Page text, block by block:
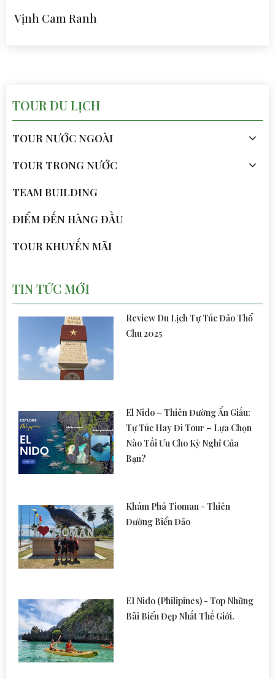
Vịnh Cam Ranh
TOUR DU LỊCH
TOUR NƯỚC NGOÀI
TOUR TRONG NƯỚC
TEAM BUILDING
ĐIỂM ĐẾN HÀNG ĐẦU
TOUR KHUYẾN MÃI
TIN TỨC MỚI
Review Du Lịch Tự Túc Đảo Thổ
Chu 2025
El Nido – Thiên Đường Ẩn Giấu:
Tự Túc Hay Đi Tour – Lựa Chọn
Nào Tối Ưu Cho Kỳ Nghỉ Của
Bạn?
Khám Phá Tioman - Thiên
Đường Biển Đảo
EI Nido (Philipines) - Top Những
Bãi Biển Đẹp Nhất Thế Giới.